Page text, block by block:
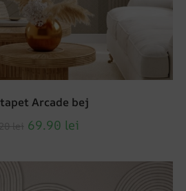
Arcade bej
69.90 lei